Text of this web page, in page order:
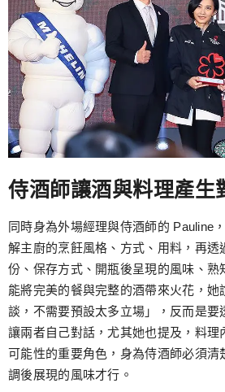
侍酒師讓酒與料理產生
同時身為外場經理與侍酒師的 Pauline
解主廚的烹飪風格、方式、用料，再透
份、保存方式、開瓶後呈現的風味、熟
能將完美的餐與完整的酒帶來火花，她
談，不需要預設太多立場」，反而是要
讓兩者自己對話，尤其她也提及，料理
可能性的重要角色，身為侍酒師必須清
調後展現的風味才行。